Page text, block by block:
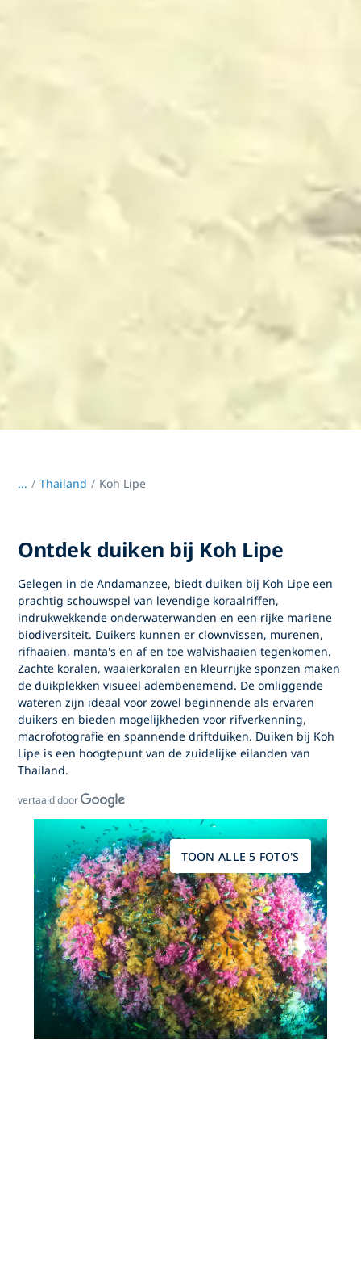
... / Thailand Koh Lipe
Ontdek duiken bij Koh Lipe
Gelegen in de Andamanzee, biedtduiken bij Koh Lipe een
prachtig schouwspel van levendige koraalriffen,
indrukwekkende onderwaterwanden en een rijke mariene
biodiversiteit. Duikers kunnen er clownvissen, murenen,
rifhaaien, manta's en af en toe walvishaaien tegenkomen.
Zachte koralen, waaierkoralen en kleurrijke sponzen maken
de duikplekken visueel adembenemend. De omliggende
wateren zijn ideaal voor zowel beginnende als ervaren
duikers en bieden mogelijkheden voor rifverkenning,
macrofotografie en spannende driftduiken. Duiken bij Koh
Lipe is een hoogtepunt van de zuidelijke eilanden van
Thailand.
vertaald door
TOON ALLE 5 FOTO'S